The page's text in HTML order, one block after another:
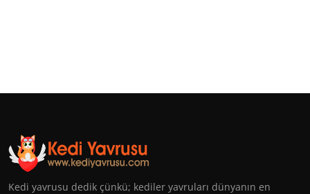
Kedi yavrusu dedik çünkü; kediler yavruları dünyanın en